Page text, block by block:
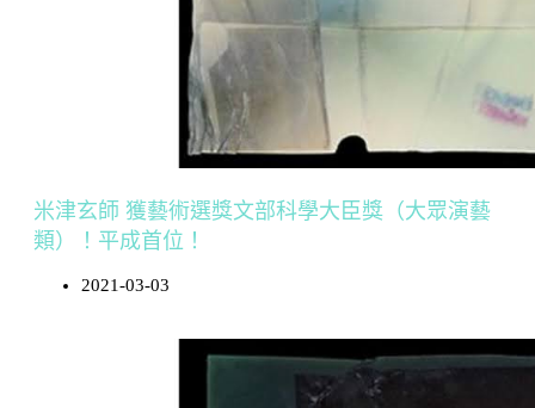
米津玄師 獲藝術選獎文部科學大臣獎（大眾演藝
類）！平成首位！
2021-03-03